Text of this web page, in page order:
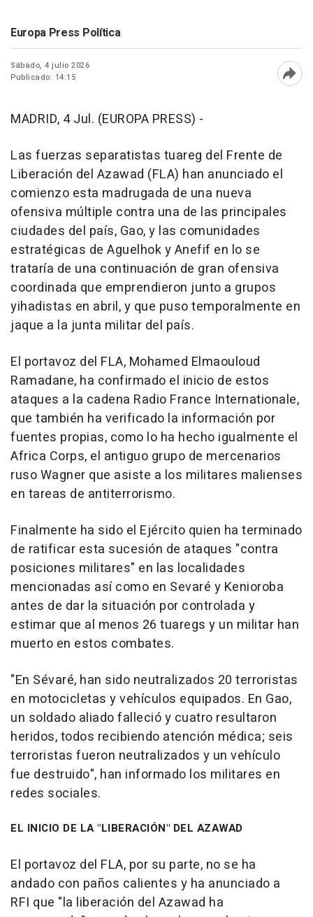
Europa Press Política
Sábado, 4 julio 2026
Publicado: 14:15
MADRID, 4 Jul. (EUROPA PRESS) -
Las fuerzas separatistas tuareg del Frente de
Liberación del Azawad (FLA) han anunciado el
comienzo esta madrugada de una nueva
ofensiva múltiple contra una de las principales
ciudades del país, Gao, y las comunidades
estratégicas de Aguelhok y Anefif en lo se
trataría de una continuación de gran ofensiva
coordinada que emprendieron junto a grupos
yihadistas en abril, y que puso temporalmente en
jaque a la junta militar del país.
El portavoz del FLA, Mohamed Elmaouloud
Ramadane, ha confirmado el inicio de estos
ataques a la cadena Radio France Internationale,
que también ha verificado la información por
fuentes propias, como lo ha hecho igualmente el
Africa Corps, el antiguo grupo de mercenarios
ruso Wagner que asiste a los militares malienses
en tareas de antiterrorismo.
Finalmente ha sido el Ejército quien ha terminado
de ratificar esta sucesión de ataques "contra
posiciones militares" en las localidades
mencionadas así como en Sevaré y Kenioroba
antes de dar la situación por controlada y
estimar que al menos 26 tuaregs y un militar han
muerto en estos combates.
"En Sévaré, han sido neutralizados 20 terroristas
en motocicletas y vehículos equipados. En Gao,
un soldado aliado falleció y cuatro resultaron
heridos, todos recibiendo atención médica; seis
terroristas fueron neutralizados y un vehículo
fue destruido", han informado los militares en
redes sociales.
EL INICIO DE LA "LIBERACIÓN" DEL AZAWAD
El portavoz del FLA, por su parte, no se ha
andado con paños calientes y ha anunciado a
RFI que "la liberación del Azawad ha